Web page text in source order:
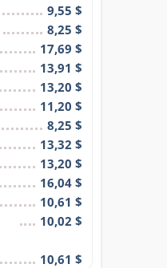
9,55 $
8,25 $
17,69 $
13,91 $
13,20 $
11,20 $
8,25 $
13,32 $
13,20 $
16,04 $
10,61 $
10,02 $
10,61 $